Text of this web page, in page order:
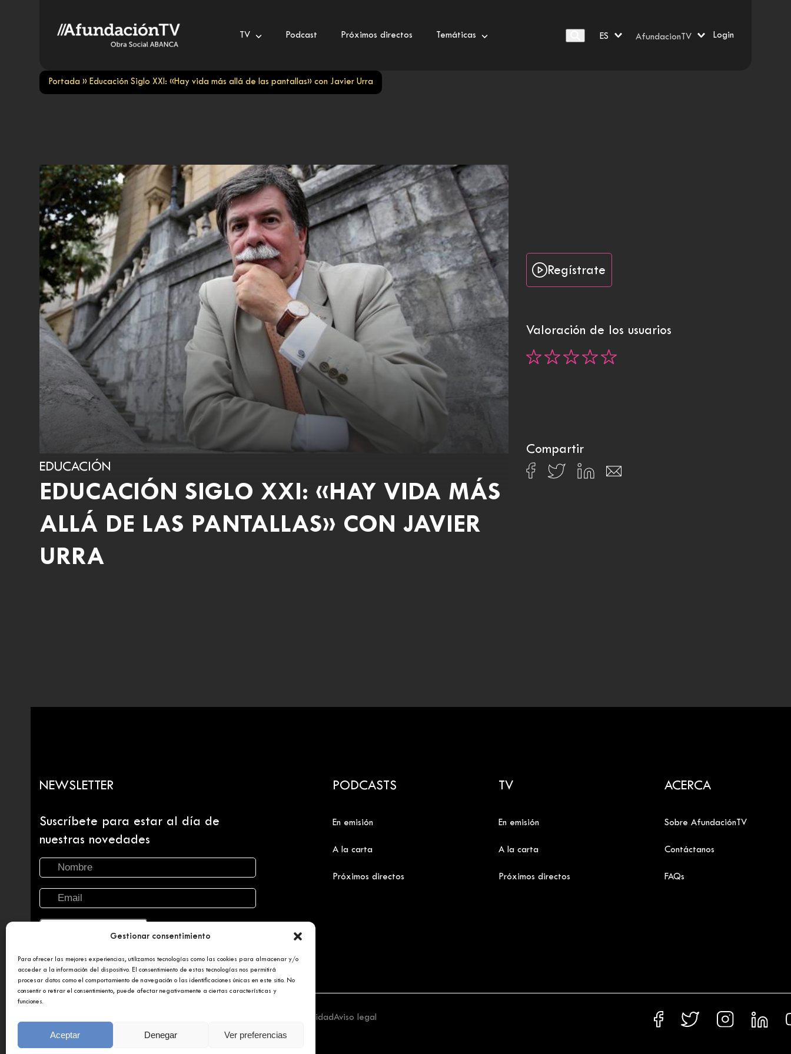
Gestionar consentimiento
Para ofrecer las mejores experiencias, utilizamos tecnologías como las cookies para almacenar y/o
acceder a la información del dispositivo. El consentimiento de estas tecnologías nos permitirá
procesar datos como el comportamiento de navegación o las identificaciones únicas en este sitio. No
consentir o retirar el consentimiento, puede afectar negativamente a ciertas características y
funciones.
Aceptar Denegar Ver preferencias
TV Podcast Próximos directos Temáticas ES AfundacionTV Login
Portada » Educación Siglo XXI: «Hay vida más allá de las pantallas» con Javier Urra
EDUCACIÓN
EDUCACIÓN SIGLO XXI: «HAY VIDA MÁS
ALLÁ DE LAS PANTALLAS» CON JAVIER
URRA
Regístrate
Valoración de los usuarios
Compartir
NEWSLETTER
Suscríbete para estar al día de
nuestras novedades
PODCASTS
En emisión
A la carta
Próximos directos
TV
En emisión
A la carta
Próximos directos
ACERCA
Sobre AfundaciónTV
Contáctanos
FAQs
Política de privacidadAviso legal